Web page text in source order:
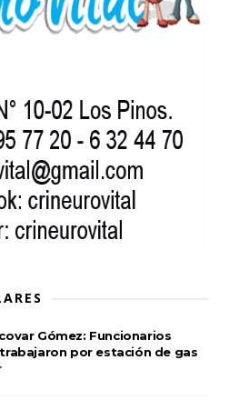
Gómez: Funcionarios
por estación de gas